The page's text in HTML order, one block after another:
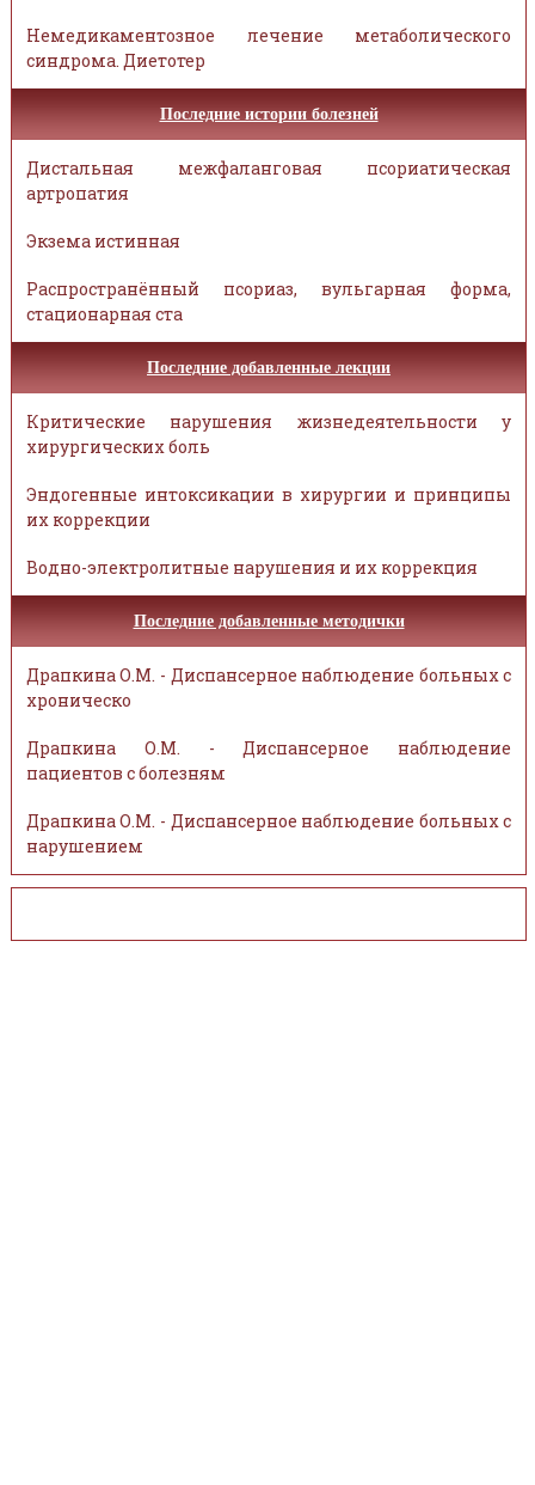
Немедикаментозное лечение метаболического
синдрома. Диетотер
Последние истории болезней
Дистальная межфаланговая псориатическая
артропатия
Экзема истинная
Распространённый псориаз, вульгарная форма,
стационарная ста
Последние добавленные лекции
Критические нарушения жизнедеятельности у
хирургических боль
Эндогенные интоксикации в хирургии и принципы
их коррекции
Водно-электролитные нарушения и их коррекция
Последние добавленные методички
Драпкина О.М. - Диспансерное наблюдение больных с
хроническо
Драпкина О.М. - Диспансерное наблюдение
пациентов с болезням
Драпкина О.М. - Диспансерное наблюдение больных с
нарушением